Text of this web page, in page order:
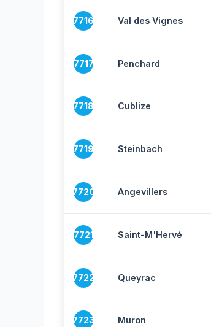
7716 Val des Vignes
7717 Penchard
7718 Cublize
7719 Steinbach
7720 Angevillers
7721 Saint-M'Hervé
7722 Queyrac
7723 Muron